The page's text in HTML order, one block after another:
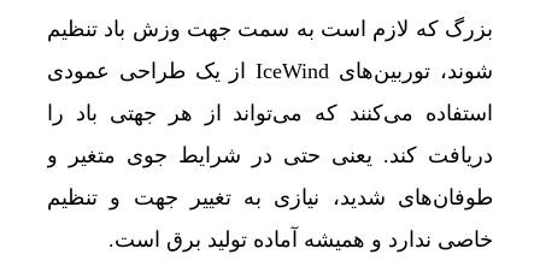
بزرگ که لازم است به سمت جهت وزش باد تنظیم
شوند، توربین‌های IceWind از یک طراحی عمودی
استفاده می‌کنند که می‌تواند از هر جهتی باد را
دریافت کند. یعنی حتی در شرایط جوی متغیر و
طوفان‌های شدید، نیازی به تغییر جهت و تنظیم
خاصی ندارد و همیشه آماده تولید برق است.